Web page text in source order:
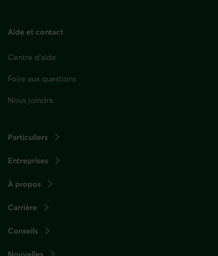
Aide et contact
Centre d'aide
Foire aux questions
Nous joindre
Particuliers
Entreprises
À propos
Carrière
Conseils
Nouvelles